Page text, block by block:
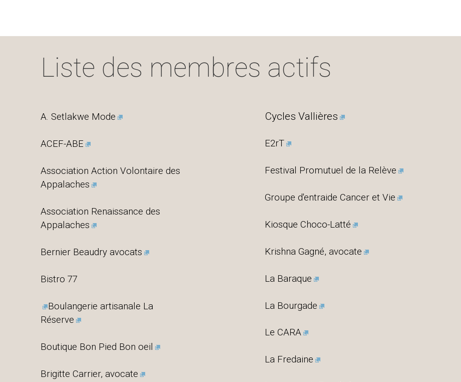
Liste des membres actifs
A. Setlakwe Mode
ACEF-ABE
Association Action Volontaire des
Appalaches
Association Renaissance des
Appalaches
Bernier Beaudry avocats
Bistro 77
Boulangerie artisanale La
Réserve
Boutique Bon Pied Bon oeil
Brigitte Carrier, avocate
Cycles Vallières
E2rT
Festival Promutuel de la Relève
Groupe d'entraide Cancer et Vie
Kiosque Choco-Latté
Krishna Gagné, avocate
La Baraque
La Bourgade
Le CARA
La Fredaine